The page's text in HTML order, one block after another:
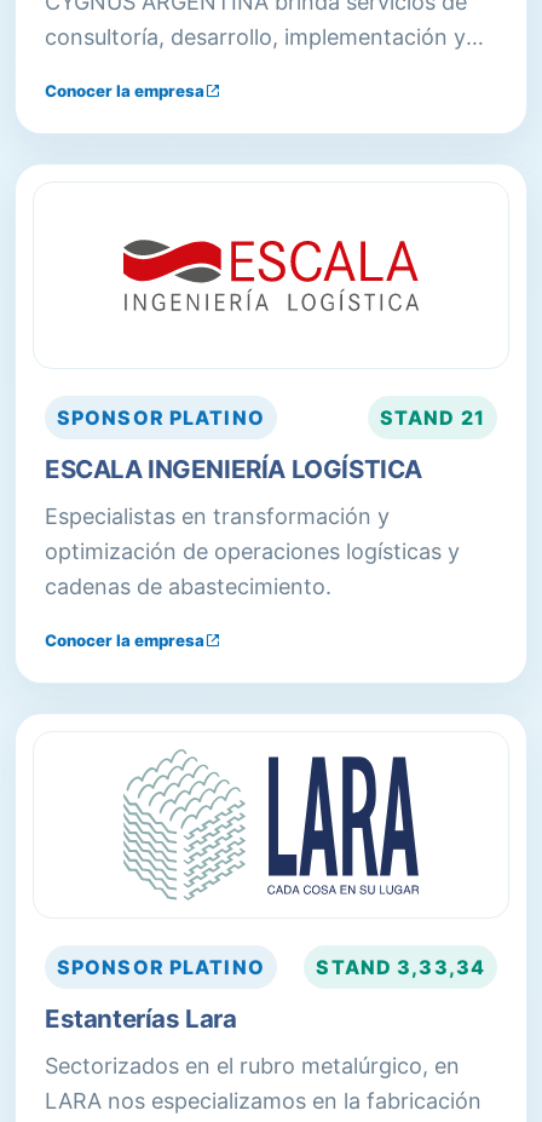
consultoría, desarrollo, implementación y
Gestión de Almacenaje líder en Cono Sur,
región.
Conocer la empresa
SPONSOR PLATINO STAND 21
ESCALA INGENIERÍA LOGÍSTICA
Especialistas en transformación y
optimización de operaciones logísticas y
cadenas de abastecimiento.
Conocer la empresa
SPONSOR PLATINO STAND 3,33,34
Estanterías Lara
Sectorizados en el rubro metalúrgico, en
LARA nos especializamos en la fabricación